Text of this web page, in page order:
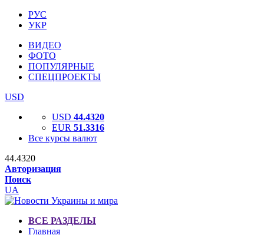
РУС
УКР
ВИДЕО
ФОТО
ПОПУЛЯРНЫЕ
СПЕЦПРОЕКТЫ
USD
USD 44.4320
EUR 51.3316
Все курсы валют
44.4320
Авторизация
Поиск
UA
ВСЕ РАЗДЕЛЫ
Главная